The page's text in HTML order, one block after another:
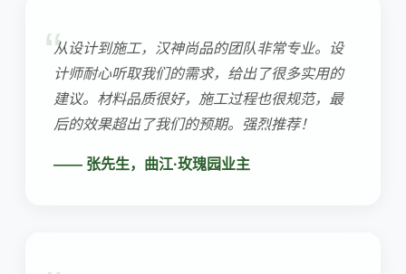
从设计到施工，汉神尚品的团队非常专业。设
计师耐心听取我们的需求，给出了很多实用的
建议。材料品质很好，施工过程也很规范，最
后的效果超出了我们的预期。强烈推荐！
—— 张先生，曲江·玫瑰园业主